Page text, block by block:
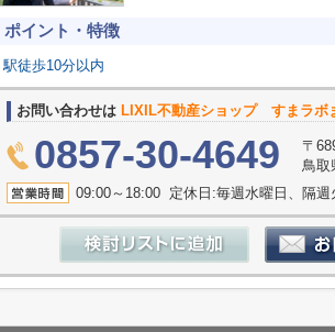
ポイント・特徴
駅徒歩10分以内
お問い合わせは LIXIL不動産ショップ すまラボ
0857-30-4649
〒
鳥取
09:00～18:00 定休日:毎週水曜日、隔週